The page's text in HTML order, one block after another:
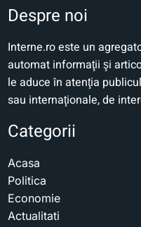
Despre noi
Interne.ro este un
automat informaţii şi
le aduce în atenţia
sau internaţionale, de
Categorii
Acasa
Politica
Economie
Actualitati